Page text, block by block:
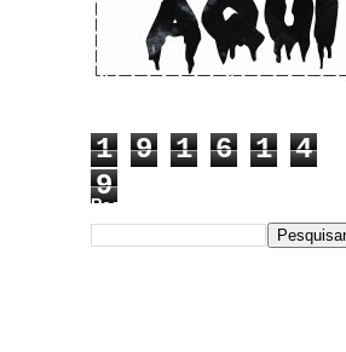
1 9 1 6 1
4
9
Pesquisar este blog